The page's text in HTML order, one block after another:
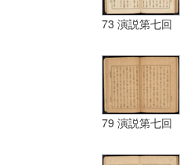
73 演説第七回
79 演説第七回